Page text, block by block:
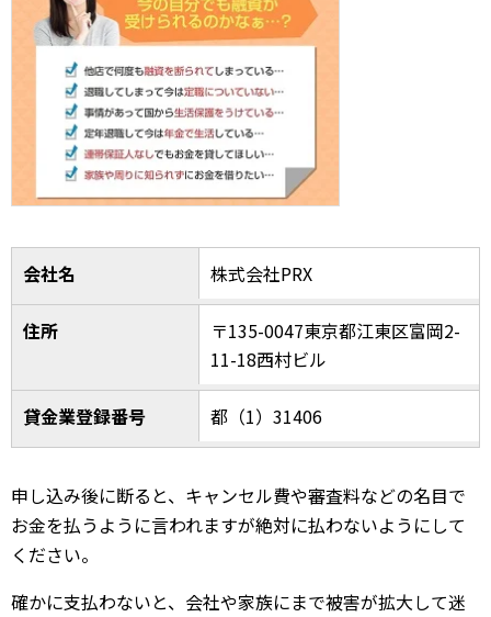
会社名 株式会社PRX
住所
〒135-0047東京都江東区富岡2-
11-18西村ビル
貸金業登録番号 都（1）31406
申し込み後に断ると、キャンセル費や審査料などの名目で
お金を払うように言われますが絶対に払わないようにして
ください。
確かに支払わないと、会社や家族にまで被害が拡大して迷